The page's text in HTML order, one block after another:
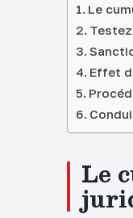
Le
Effet
Le